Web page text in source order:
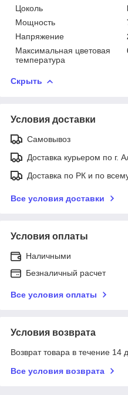
Цоколь
Мощность
Напряжение
Максимальная цветовая
температура
Скрыть
Условия доставки
Самовывоз
Доставка курьером по г.
Доставка по РК и по
Все условия доставки
Условия оплаты
Наличными
Безналичный расчет
Все условия оплаты
Условия возврата
Возврат товара в течение 14
Все условия возврата